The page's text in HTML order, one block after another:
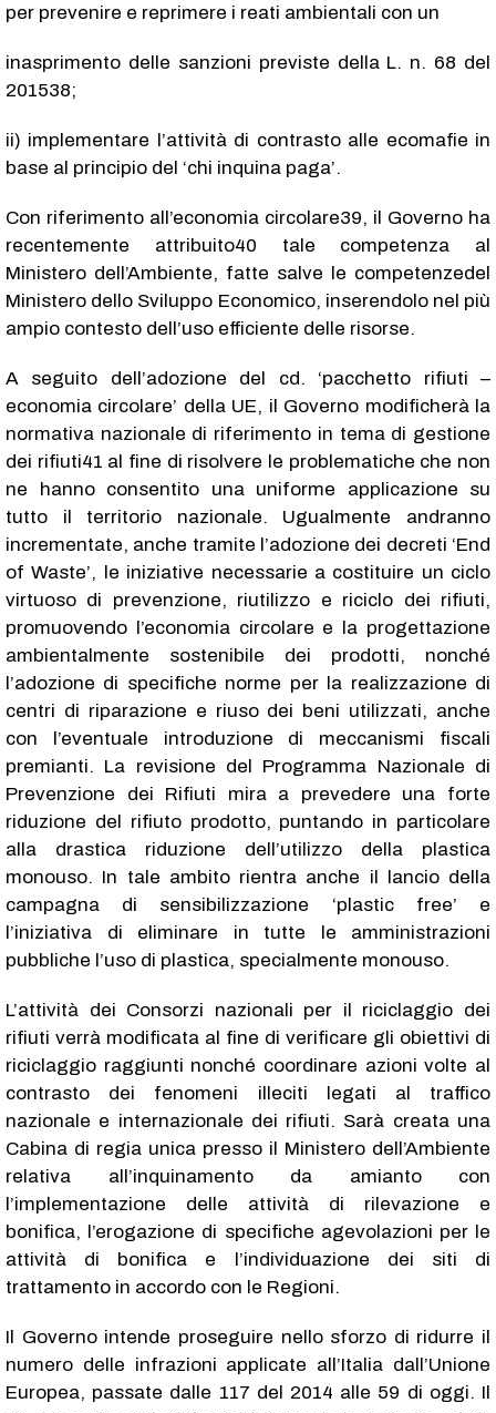
per prevenire e reprimere i reati ambientali con un
inasprimento delle sanzioni previste della L. n. 68 del
201538;
ii) implementare l’attività di contrasto alle ecomafie in
base al principio del ‘chi inquina paga’.
Con riferimento all’economia circolare39, il Governo ha
recentemente attribuito40 tale competenza al
Ministero dell’Ambiente, fatte salve le competenzedel
Ministero dello Sviluppo Economico, inserendolo nel più
ampio contesto dell’uso efficiente delle risorse.
A seguito dell’adozione del cd. ‘pacchetto rifiuti –
economia circolare’ della UE, il Governo modificherà la
normativa nazionale di riferimento in tema di gestione
dei rifiuti41 al fine di risolvere le problematiche che non
ne hanno consentito una uniforme applicazione su
tutto il territorio nazionale. Ugualmente andranno
incrementate, anche tramite l’adozione dei decreti ‘End
of Waste’, le iniziative necessarie a costituire un ciclo
virtuoso di prevenzione, riutilizzo e riciclo dei rifiuti,
promuovendo l’economia circolare e la progettazione
ambientalmente sostenibile dei prodotti, nonché
l’adozione di specifiche norme per la realizzazione di
centri di riparazione e riuso dei beni utilizzati, anche
con l’eventuale introduzione di meccanismi fiscali
premianti. La revisione del Programma Nazionale di
Prevenzione dei Rifiuti mira a prevedere una forte
riduzione del rifiuto prodotto, puntando in particolare
alla drastica riduzione dell’utilizzo della plastica
monouso. In tale ambito rientra anche il lancio della
campagna di sensibilizzazione ‘plastic free’ e
l’iniziativa di eliminare in tutte le amministrazioni
pubbliche l’uso di plastica, specialmente monouso.
L’attività dei Consorzi nazionali per il riciclaggio dei
rifiuti verrà modificata al fine di verificare gli obiettivi di
riciclaggio raggiunti nonché coordinare azioni volte al
contrasto dei fenomeni illeciti legati al traffico
nazionale e internazionale dei rifiuti. Sarà creata una
Cabina di regia unica presso il Ministero dell’Ambiente
relativa all’inquinamento da amianto con
l’implementazione delle attività di rilevazione e
bonifica, l’erogazione di specifiche agevolazioni per le
attività di bonifica e l’individuazione dei siti di
trattamento in accordo con le Regioni.
Il Governo intende proseguire nello sforzo di ridurre il
numero delle infrazioni applicate all’Italia dall’Unione
Europea, passate dalle 117 del 2014 alle 59 di oggi. Il